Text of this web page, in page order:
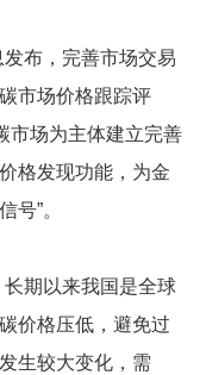
发布，完善市场交易
市场价格跟踪评
市场为主体建立完善
格发现功能，为金
号”。
期以来我国是全球
价格压低，避免过
生较大变化，需